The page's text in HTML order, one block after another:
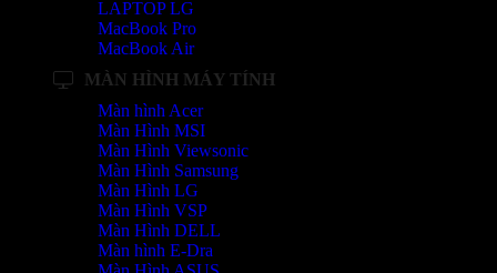
LAPTOP LG
MacBook Pro
MacBook Air
MÀN HÌNH MÁY TÍNH
Màn hình Acer
Màn Hình MSI
Màn Hình Viewsonic
Màn Hình Samsung
Màn Hình LG
Màn Hình VSP
Màn Hình DELL
Màn hình E-Dra